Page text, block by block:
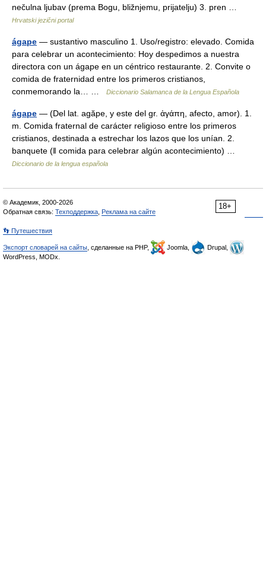
nečulna ljubav (prema Bogu, bližnjemu, prijatelju) 3. pren …
Hrvatski jezični portal
ágape — sustantivo masculino 1. Uso/registro: elevado. Comida
para celebrar un acontecimiento: Hoy despedimos a nuestra
directora con un ágape en un céntrico restaurante. 2. Convite o
comida de fraternidad entre los primeros cristianos,
conmemorando la… …
Diccionario Salamanca de la Lengua Española
ágape — (Del lat. agăpe, y este del gr. ἀγάπη, afecto, amor). 1.
m. Comida fraternal de carácter religioso entre los primeros
cristianos, destinada a estrechar los lazos que los unían. 2.
banquete (ǁ comida para celebrar algún acontecimiento) …
Diccionario de la lengua española
18+
© Академик, 2000-2026
Обратная связь: Техподдержка Реклама на сайте
👣 Путешествия
Экспорт словарей на сайты , сделанные на PHP, Joomla,
Drupal,
WordPress, MODx.